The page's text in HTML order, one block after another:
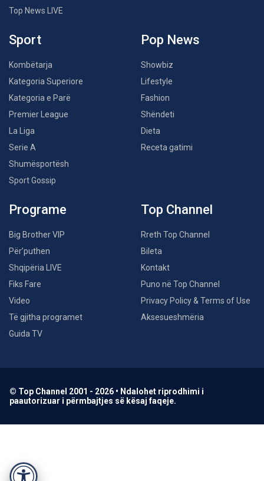
Top News LIVE
Sport
Kombëtarja
Kategoria Superiore
Kategoria e Parë
Premier League
La Liga
Serie A
Shumësportësh
Sport Gossip
Pop News
Showbiz
Lifestyle
Fashion
Shëndeti
Dieta
Receta gatimi
Programe
Big Brother VIP
Për’puthen
Shqipëria LIVE
Fiks Fare
Video
Të gjitha programet
Guida TV
Top Channel
Rreth Top Channel
Bileta
Kontakt
Puno në Top Channel
Privacy Policy & Terms of Use
Aksesueshmëria
© Top Channel 2001 - 2026 • Ndalohet riprodhimi i
paautorizuar i përmbajtjes së kësaj faqeje.